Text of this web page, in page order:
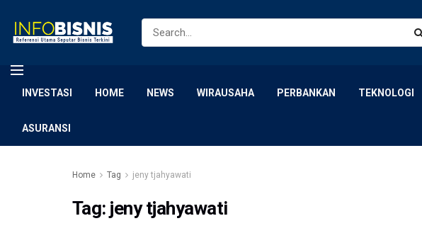
INVESTASI HOME NEWS WIRAUSAHA PERBANKAN TEKNOLOGI
ASURANSI
Home Tag jeny tjahyawati
Tag: jeny tjahyawati